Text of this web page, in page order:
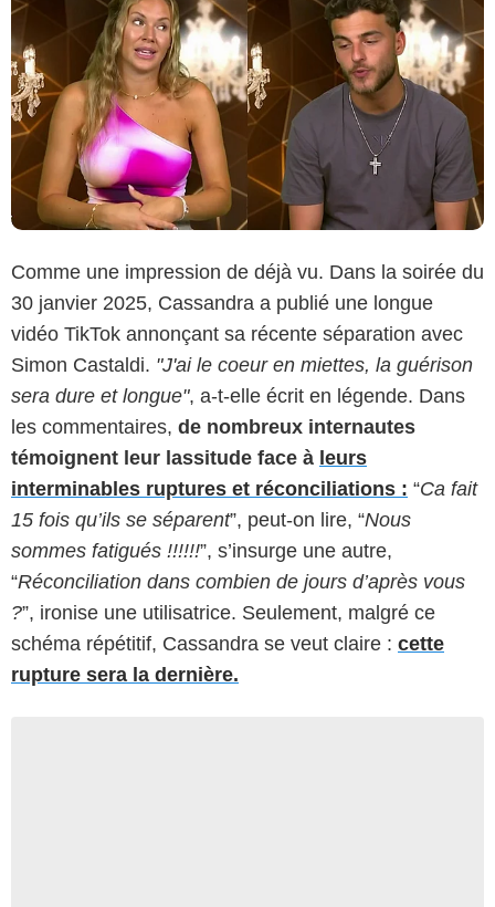
Comme une impression de déjà vu. Dans la soirée du
30 janvier 2025, Cassandra a publié une longue
vidéo TikTok annonçant sa récente séparation avec
Simon Castaldi. "J'ai le coeur en miettes, la guérison
sera dure et longue", a-t-elle écrit en légende. Dans
les commentaires, de nombreux internautes
témoignent leur lassitude face à leurs
interminables ruptures et réconciliations : “Ca fait
15 fois qu’ils se séparent”, peut-on lire, “Nous
sommes fatigués !!!!!!”, s’insurge une autre,
“Réconciliation dans combien de jours d’après vous
?”, ironise une utilisatrice. Seulement, malgré ce
schéma répétitif, Cassandra se veut claire : cette
rupture sera la dernière.